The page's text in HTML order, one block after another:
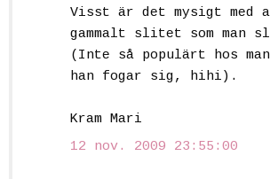
Visst är det mysigt med
gammalt slitet som man
(Inte så populärt hos
han fogar sig, hihi).
Kram Mari
12 nov. 2009 23:55:00